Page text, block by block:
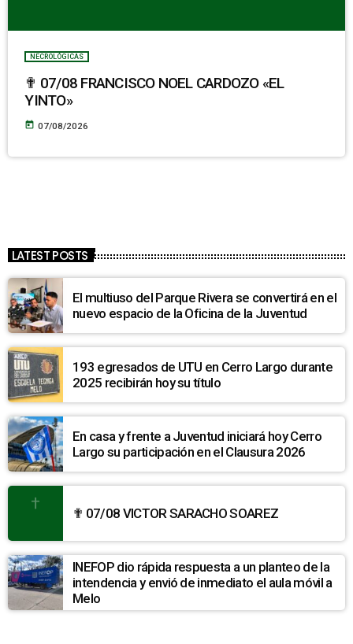
NECROLÓGICAS
✟ 07/08 FRANCISCO NOEL CARDOZO «EL
YINTO»
today 07/08/2026
LATEST POSTS
El multiuso del Parque Rivera se convertirá en el
nuevo espacio de la Oficina de la Juventud
193 egresados de UTU en Cerro Largo durante
2025 recibirán hoy su título
En casa y frente a Juventud iniciará hoy Cerro
Largo su participación en el Clausura 2026
✟ 07/08 VICTOR SARACHO SOAREZ
INEFOP dio rápida respuesta a un planteo de la
intendencia y envió de inmediato el aula móvil a
Melo